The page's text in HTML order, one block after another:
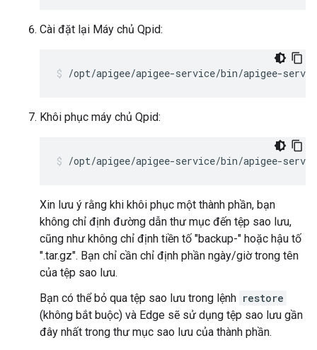
Cài đặt lại Máy chủ Qpid:
/opt/apigee/apigee-service/bin/apigee-
Khôi phục máy chủ Qpid:
/opt/apigee/apigee-service/bin/apigee-
Xin lưu ý rằng khi khôi phục một thành phần, bạn
không chỉ định đường dẫn thư mục đến tệp sao lưu,
cũng như không chỉ định tiền tố "backup-" hoặc hậu tố
".tar.gz". Bạn chỉ cần chỉ định phần ngày/giờ trong tên
của tệp sao lưu.
Bạn có thể bỏ qua tệp sao lưu trong lệnh restore
(không bắt buộc) và Edge sẽ sử dụng tệp sao lưu gần
đây nhất trong thư mục sao lưu của thành phần.